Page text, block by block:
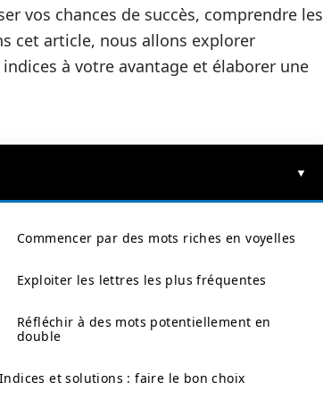
vos chances de succès, comprendre les
cet article, nous allons explorer
à votre avantage et élaborer une
Commencer par des mots riches en voyelles
Exploiter les lettres les plus fréquentes
Réfléchir à des mots potentiellement en
double
Indices et solutions : faire le bon choix